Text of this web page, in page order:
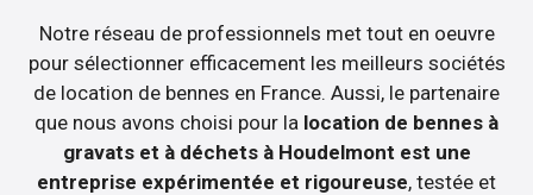
Notre réseau de professionnels met tout en oeuvre
pour sélectionner efficacement les meilleurs sociétés
de location de bennes en France. Aussi, le partenaire
que nous avons choisi pour la location de bennes à
gravats et à déchets à Houdelmont est une
entreprise expérimentée et rigoureuse, testée et